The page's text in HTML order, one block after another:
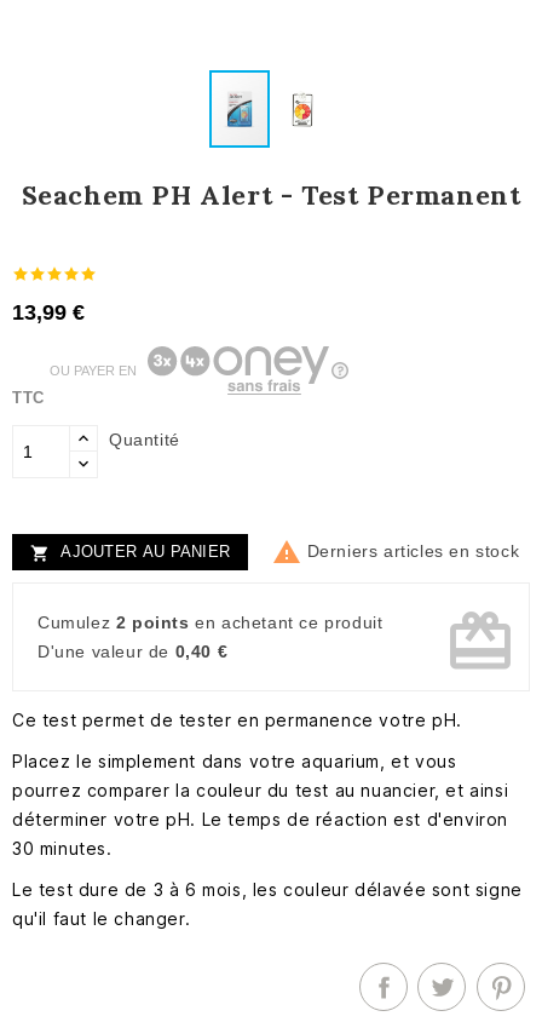
Seachem PH Alert - Test Permanent
13,99 €
TTC
OU PAYER EN
Quantité
 AJOUTER AU PANIER  Derniers articles en stock
Cumulez 2 points en achetant ce produit
D'une valeur de 0,40 € card_giftcard
Ce test permet de tester en permanence votre pH.
Placez le simplement dans votre aquarium, et vous
pourrez comparer la couleur du test au nuancier, et ainsi
déterminer votre pH. Le temps de réaction est d'environ
30 minutes.
Le test dure de 3 à 6 mois, les couleur délavée sont signe
qu'il faut le changer.